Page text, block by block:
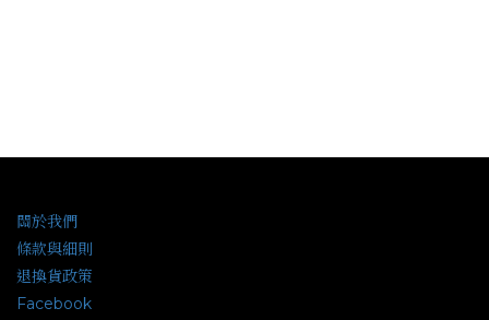
關於我們
條款與細則
退換貨政策
Facebook